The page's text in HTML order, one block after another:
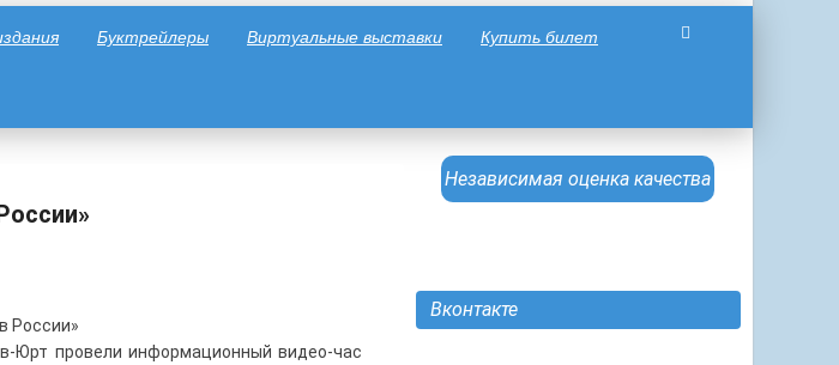
Буктрейлеры Виртуальные выставки Купить билет
России»
Юрт провели информационный видео-час
Независимая оценка качества
Вконтакте